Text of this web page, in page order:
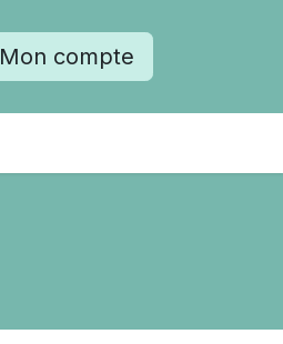
Mon compte